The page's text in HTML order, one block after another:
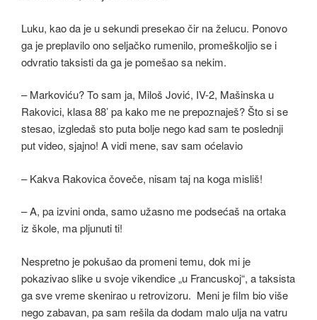
Luku, kao da je u sekundi presekao čir na želucu. Ponovo
ga je preplavilo ono seljačko rumenilo, promeškoljio se i
odvratio taksisti da ga je pomešao sa nekim.
– Markoviću? To sam ja, Miloš Jović, IV-2, Mašinska u
Rakovici, klasa 88’ pa kako me ne prepoznaješ? Što si se
stesao, izgledaš sto puta bolje nego kad sam te poslednji
put video, sjajno! A vidi mene, sav sam oćelavio
– Kakva Rakovica čoveče, nisam taj na koga misliš!
– A, pa izvini onda, samo užasno me podsećaš na ortaka
iz škole, ma pljunuti ti!
Nespretno je pokušao da promeni temu, dok mi je
pokazivao slike u svoje vikendice „u Francuskoj“, a taksista
ga sve vreme skenirao u retrovizoru. Meni je film bio više
nego zabavan, pa sam rešila da dodam malo ulja na vatru